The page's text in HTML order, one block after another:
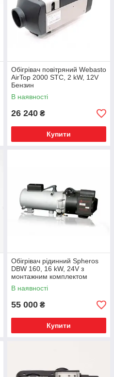
Обігрівач повітряний Webasto
AirTop 2000 STC, 2 kW, 12V
Бензин
В наявності
26 240 ₴
Купити
Обігрівач рідинний Spheros
DBW 160, 16 kW, 24V з
монтажним комплектом
В наявності
55 000 ₴
Купити